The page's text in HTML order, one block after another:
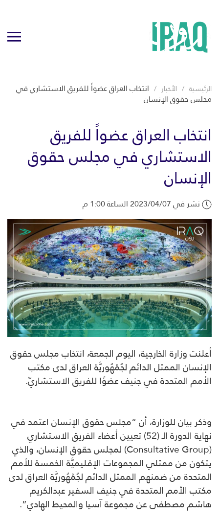
الرئيسية الأخبار انتخاب العراق عضواً للفريق الاستشاري في
مجلس حقوق الإنسان
انتخاب العراق عضواً للفريق
الاستشاري في مجلس حقوق
الإنسان
نشر في 2023/04/07 الساعة 1:00 م
أعلنت وزارة الخارجية، اليوم الجمعة، انتخاب مجلس حقوق
الإنسان الممثل الدائم لجُمْهُوريَّة العراق لدى مكتب
الأمم المتحدة في جنيف عضوًا للفريق الاستشاريّ.
وذكر بيان للوزارة، أن “مجلس حقوق الإنسان اعتمد في
نهاية الدورة الـ (52) تعيين أعضاء الفريق الاستشاري
(Consultative Group) لمجلس حقوق الإنسان، والذي
يتكون من ممثلي المجموعات الإقليميَّة الخمسة للأمم
المتحدة من ضمنهم الممثل الدائم لجُمْهُوريَّة العراق لدى
مكتب الأمم المتحدة في جنيف السفير عبدالكريم
هاشم مصطفى عن مجموعة آسيا والمحيط الهادي”.